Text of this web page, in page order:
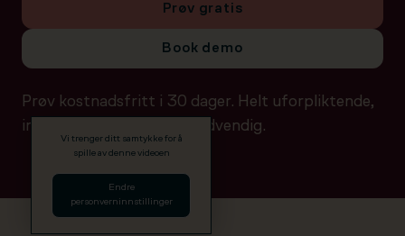
Prøv gratis
Book demo
Prøv kostnadsfritt i 30 dager. Helt uforpliktende,
ingen betalingsdetaljer nødvendig.
Vi trenger ditt samtykke for å
spille av denne videoen
Endre
personverninnstillinger